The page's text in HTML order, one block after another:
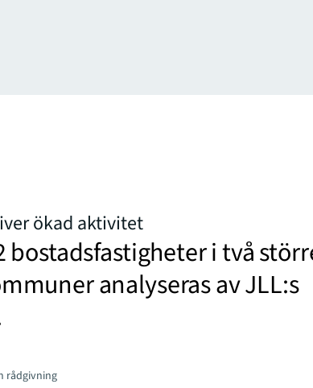
ökad aktivitet
bostadsfastigheter i två
analyseras av JLL:s
rådgivning